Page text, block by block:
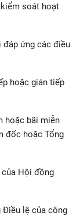
soát hoạt
ứng các điều
hoặc gián tiếp
hoặc bãi miễn
đốc hoặc Tổng
Hội đồng
Điều lệ của công